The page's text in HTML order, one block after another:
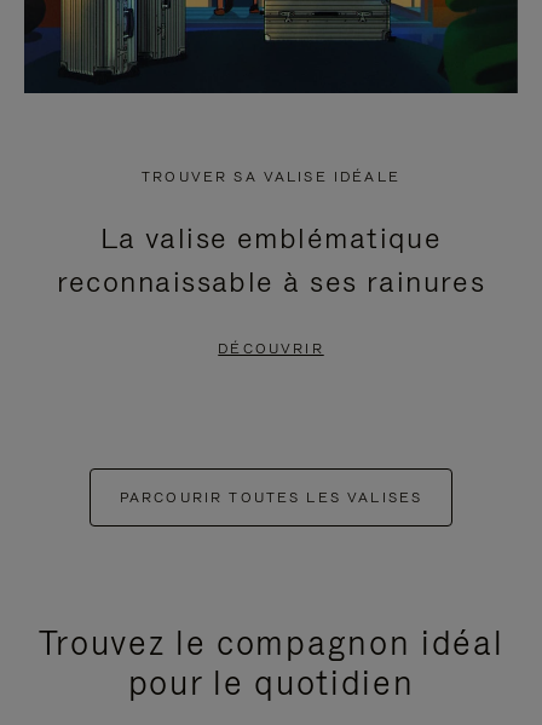
TROUVER SA VALISE IDÉALE
La valise emblématique
reconnaissable à ses rainures
DÉCOUVRIR
PARCOURIR TOUTES LES VALISES
Trouvez le compagnon idéal
pour le quotidien